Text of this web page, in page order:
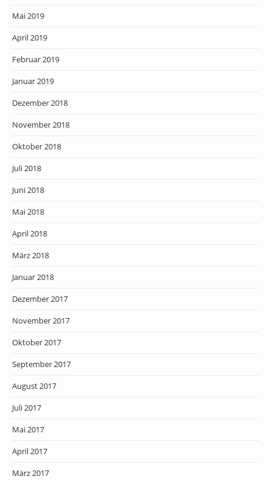
Mai 2019
April 2019
Februar 2019
Januar 2019
Dezember 2018
November 2018
Oktober 2018
Juli 2018
Juni 2018
Mai 2018
April 2018
März 2018
Januar 2018
Dezember 2017
November 2017
Oktober 2017
September 2017
August 2017
Juli 2017
Mai 2017
April 2017
März 2017